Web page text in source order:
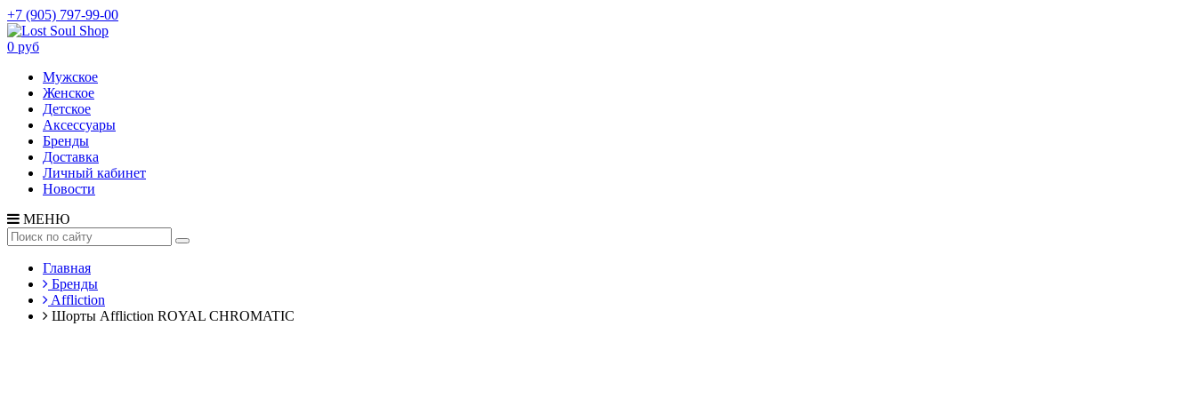
+7 (905) 797-99-00
0 руб
Мужское
Женское
Детское
Аксессуары
Бренды
Доставка
Личный кабинет
Новости
МЕНЮ
Главная
Бренды
Affliction
Шорты Affliction ROYAL CHROMATIC